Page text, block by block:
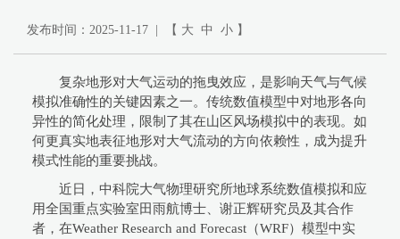
发布时间：2025-11-17 | 【 大 中 小 】
复杂地形对大气运动的拖曳效应，是影响天气与气候
模拟准确性的关键因素之一。传统数值模型中对地形各向
异性的简化处理，限制了其在山区风场模拟中的表现。如
何更真实地表征地形对大气流动的方向依赖性，成为提升
模式性能的重要挑战。
近日，中科院大气物理研究所地球系统数值模拟和应
用全国重点实验室田雨航博士、谢正辉研究员及其合作
者，在Weather Research and Forecast（WRF）模型中实